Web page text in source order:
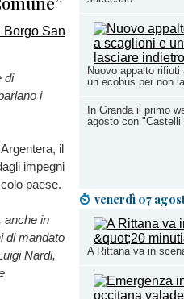
Nuovo appalto
un ecobus per non
In Granda il primo
agosto con "Castelli
venerdì 07
A Rittana va in
di
i
il
impegni
paese.
anche in
di mandato
Nardi,